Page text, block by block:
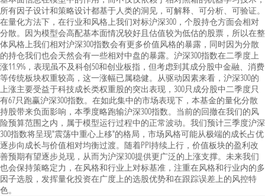
所有因子设计和策略设计都基于人类的洞见，可解释、可分析、可验证。
在量化方法下，在行业和风格上我们对标沪深300，个股持仓方面会相对
分散。因为模型会高配基本面情况较好且估值较为低估的股票，所以在整
体风格上我们相对沪深300指数会有更多价值风格的暴露，同时因为分散
的持仓我们也会天然会有一些相对中盘的暴露。沪深300指数在二季度上
涨11.9%，表现虽不及科创50和创业板指，但考虑到其成分股中金融、消费
等传统板块权重较高，这一涨幅已属稳健。从驱动因素来看，沪深300的
上涨主要受益于科技成长类权重股的突出表现，300只成分股中二季度只
有67只跑赢沪深300指数。在如此集中的市场表现下，本基金的量化分散
持股带来负面影响，本季度略跑输沪深300指数。当前的回撤在我们的风
险预算范围之内，属于模型运行过程中的正常波动。我们预计三季度沪深
300指数将呈现"震荡中重心上移"的格局，市场风格可能从极端的成长占优
逐步向成长与价值相对均衡过渡。随着PPI持续上行，价值板块的盈利改
善预期有望逐步兑现，从而为沪深300提供更广泛的上涨支撑。未来我们
也会保持策略定力，在风格和行业上对标基准，注重在风格和行业内的多
因子选股，发挥量化投资在广度上的选股优势和在跟踪误差上的风控特
色。